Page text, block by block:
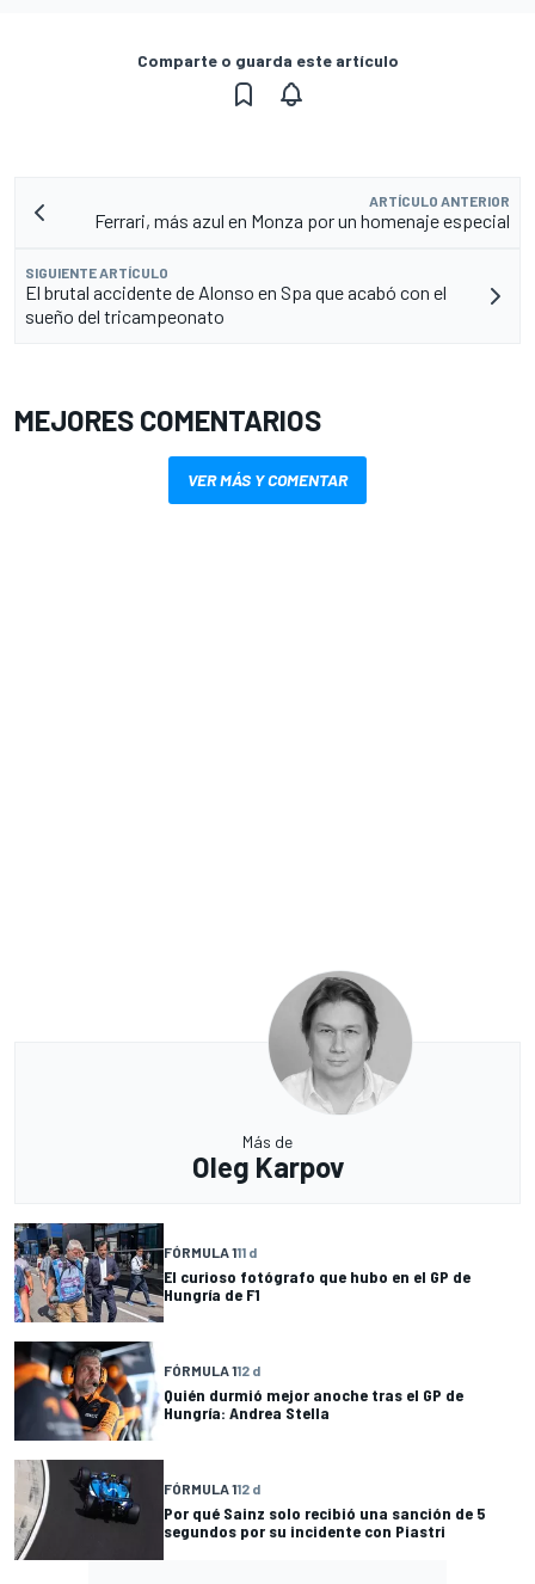
Comparte o guarda este artículo
ARTÍCULO ANTERIOR
Ferrari, más azul en Monza por un homenaje especial
SIGUIENTE ARTÍCULO
El brutal accidente de Alonso en Spa que acabó con el
sueño del tricampeonato
MEJORES COMENTARIOS
VER MÁS Y COMENTAR
Más de
Oleg Karpov
FÓRMULA 111 d
El curioso fotógrafo que hubo en el GP de
Hungría de F1
FÓRMULA 112 d
Quién durmió mejor anoche tras el GP de
Hungría: Andrea Stella
FÓRMULA 112 d
Por qué Sainz solo recibió una sanción de 5
segundos por su incidente con Piastri